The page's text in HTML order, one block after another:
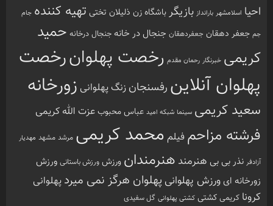
احیا اسلامشهر بارانداز بازیگر باشگاه زن ذلیلان تختی تهیه کننده جام
جم جعفر دهقان جعفردهقان جنجال در خانه جنجال درخانه حمید
کریمی خبرنگار رحمان مقدم رخصت پهلوانرخصت
پهلوان آنلاین رفسنجان زنگ پهلوانی زورخانه
سعید کریمی سینما شبکه امید عباس محبوبعزت الله کریمی
فرشته مزاحمفیلم محمد کریمی مرشد مشهد مهدیار
آزادفر نذر بی بی هنرمند هنرمندان ورزش ورزش باستانی ورزش
زورخانه ای ورزش پهلوانی پهلوان هرگز نمی میرد پهلوانی
کرونا کریمی کشتی کشتی پهلوانی گل سفیدی